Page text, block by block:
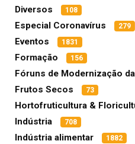
Diversos 108
Especial Coronavírus 279
Eventos 1831
Formação 156
Fóruns de Modernização
Frutos Secos 73
Hortofruticultura &
Indústria 708
Indústria alimentar 1882